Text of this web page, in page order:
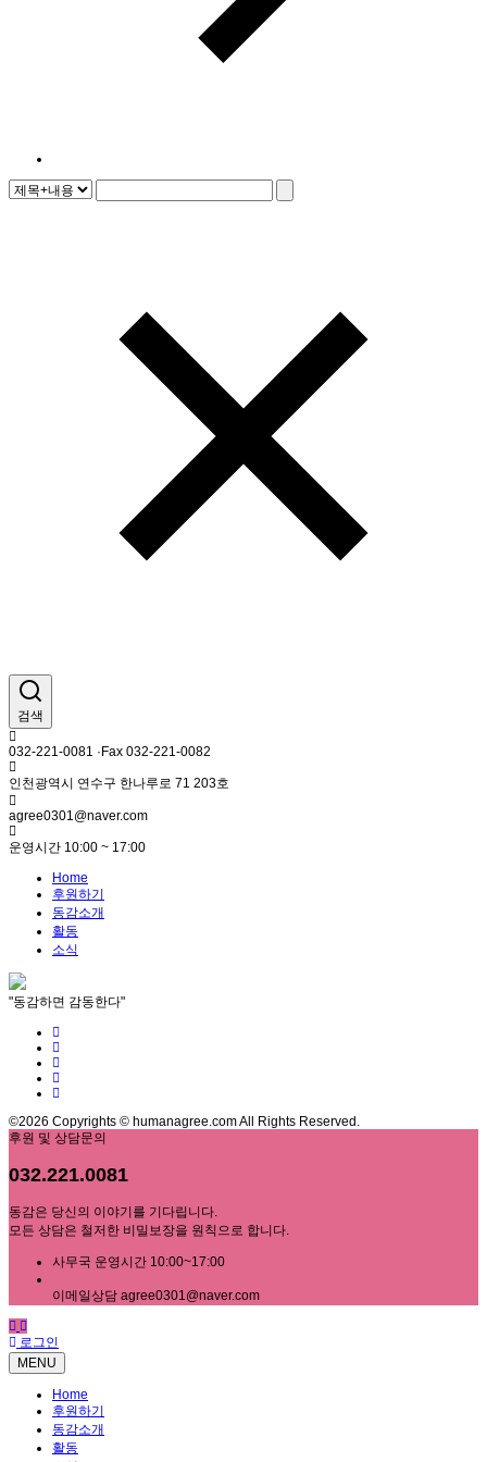
검색
032-221-0081 ·Fax 032-221-0082
인천광역시 연수구 한나루로 71 203호
agree0301@naver.com
운영시간 10:00 ~ 17:00
Home
후원하기
동감소개
활동
소식
"동감하면 감동한다"
©2026 Copyrights © humanagree.com All Rights Reserved.
후원 및 상담문의
032.221.0081
동감은 당신의 이야기를 기다립니다.
모든 상담은 철저한 비밀보장을 원칙으로 합니다.
사무국 운영시간 10:00~17:00
이메일상담 agree0301@naver.com
로그인
MENU
Home
후원하기
동감소개
활동